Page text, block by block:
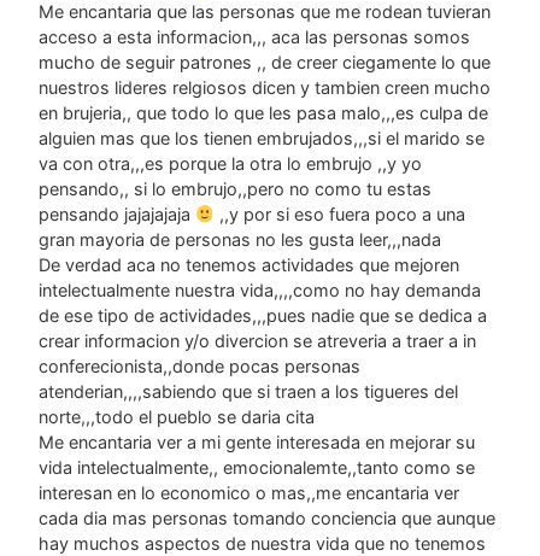
Me encantaria que las personas que me rodean tuvieran
acceso a esta informacion,,, aca las personas somos
mucho de seguir patrones ,, de creer ciegamente lo que
nuestros lideres relgiosos dicen y tambien creen mucho
en brujeria,, que todo lo que les pasa malo,,,es culpa de
alguien mas que los tienen embrujados,,,si el marido se
va con otra,,,es porque la otra lo embrujo ,,y yo
pensando,, si lo embrujo,,pero no como tu estas
pensando jajajajaja
,,y por si eso fuera poco a una
gran mayoria de personas no les gusta leer,,,nada
De verdad aca no tenemos actividades que mejoren
intelectualmente nuestra vida,,,,como no hay demanda
de ese tipo de actividades,,,pues nadie que se dedica a
crear informacion y/o divercion se atreveria a traer a in
conferecionista,,donde pocas personas
atenderian,,,,sabiendo que si traen a los tigueres del
norte,,,todo el pueblo se daria cita
Me encantaria ver a mi gente interesada en mejorar su
vida intelectualmente,, emocionalemte,,tanto como se
interesan en lo economico o mas,,me encantaria ver
cada dia mas personas tomando conciencia que aunque
hay muchos aspectos de nuestra vida que no tenemos